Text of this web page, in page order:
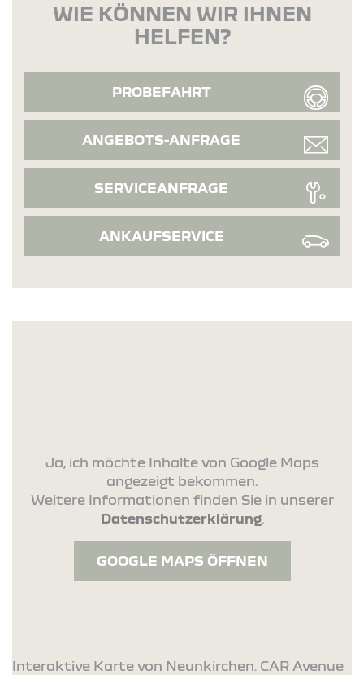
WIE KÖNNEN WIR IHNEN
HELFEN?
PROBEFAHRT
ANGEBOTS-ANFRAGE
SERVICEANFRAGE
ANKAUFSERVICE
Ja, ich möchte Inhalte von Google Maps
angezeigt bekommen.
Weitere Informationen finden Sie in unserer
Datenschutzerklärung.
GOOGLE MAPS ÖFFNEN
Interaktive Karte von Neunkirchen. CAR Avenue